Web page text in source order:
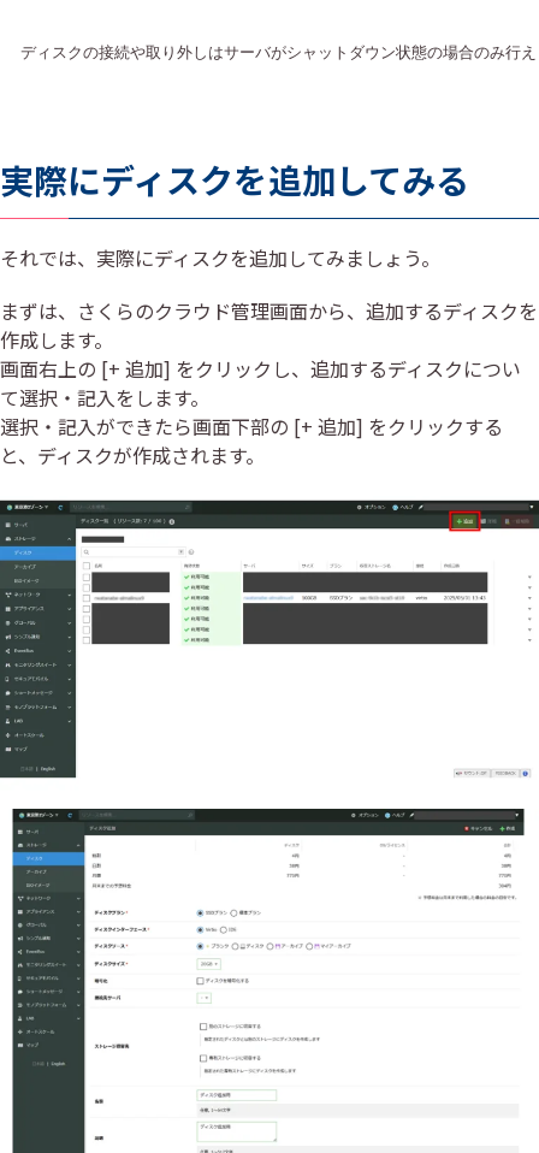
ディスクの接続や取り外しはサーバがシャットダウン状態の場合のみ行
実際にディスクを追加してみる
それでは、実際にディスクを追加してみましょう。
まずは、さくらのクラウド管理画面から、追加するディスクを
作成します。
画面右上の [+ 追加] をクリックし、追加するディスクについ
て選択・記入をします。
選択・記入ができたら画面下部の [+ 追加] をクリックする
と、ディスクが作成されます。